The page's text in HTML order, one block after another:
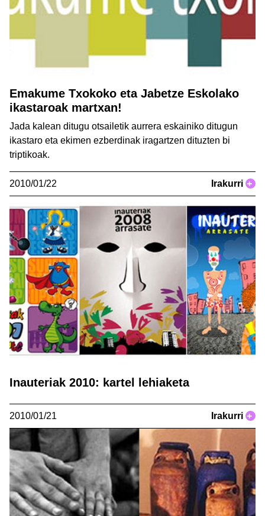
Emakume Txokoko eta Jabetze Eskolako
ikastaroak martxan!
Jada kalean ditugu otsailetik aurrera eskainiko ditugun
ikastaro eta ekimen ezberdinak iragartzen dituzten bi
triptikoak.
2010/01/22 Irakurri +
Inauteriak 2010: kartel lehiaketa
2010/01/21 Irakurri +